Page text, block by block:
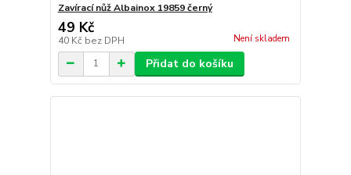
Zavírací nůž Albainox 19859 černý
49 Kč
40 Kč bez DPH Není skladem
Přidat do košíku